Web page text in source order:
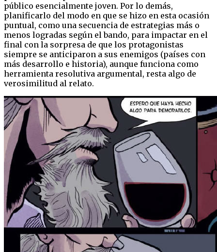
público esencialmente joven. Por lo demás,
planificarlo del modo en que se hizo en esta ocasión
puntual, como una secuencia de estrategias más o
menos logradas según el bando, para impactar en el
final con la sorpresa de que los protagonistas
siempre se anticiparon a sus enemigos (países con
más desarrollo e historia), aunque funciona como
herramienta resolutiva argumental, resta algo de
verosimilitud al relato.